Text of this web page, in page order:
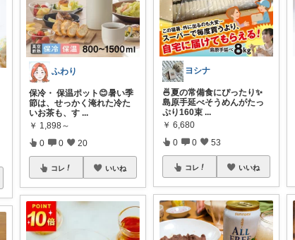
ふわり
保冷・ 保温ポット😊暑い季
節は、せっかく淹れた冷た
いお茶も、す ...
￥ 1,898～
0 0 20
コレ いいね
ヨシナ
🍜夏の常備食にぴったり✨
島原手延べそうめんがたっ
ぷり160束 ...
￥ 6,680
0 0 53
コレ いいね